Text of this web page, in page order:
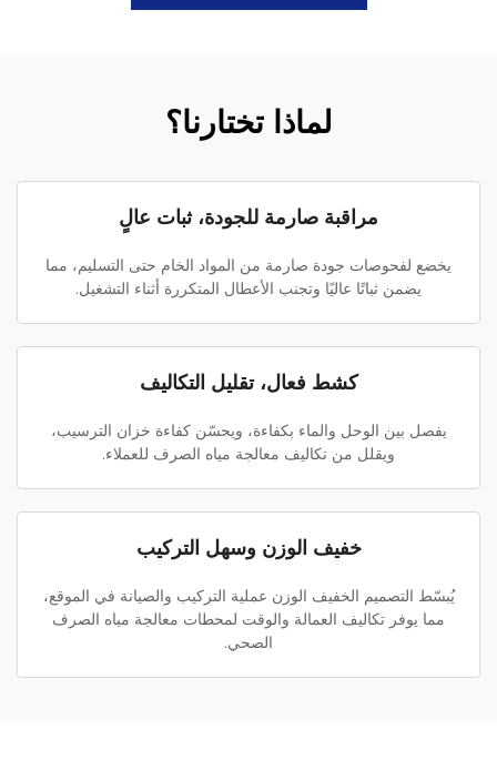
لماذا تختارنا؟
مراقبة صارمة للجودة، ثبات عالٍ
يخضع لفحوصات جودة صارمة من المواد الخام حتى التسليم، مما
يضمن ثباتًا عاليًا وتجنب الأعطال المتكررة أثناء التشغيل.
كشط فعال، تقليل التكاليف
يفصل بين الوحل والماء بكفاءة، ويحسّن كفاءة خزان الترسيب،
ويقلل من تكاليف معالجة مياه الصرف للعملاء.
خفيف الوزن وسهل التركيب
يُبسّط التصميم الخفيف الوزن عملية التركيب والصيانة في الموقع،
مما يوفر تكاليف العمالة والوقت لمحطات معالجة مياه الصرف
الصحي.